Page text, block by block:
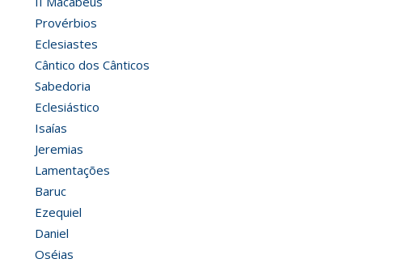
Provérbios
Eclesiastes
Cântico dos Cânticos
Sabedoria
Eclesiástico
Isaías
Jeremias
Lamentações
Baruc
Ezequiel
Daniel
Oséias